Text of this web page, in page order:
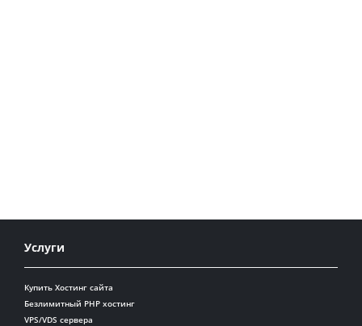
Услуги
Купить Хостинг сайта
Безлимитный PHP хостинг
VPS/VDS сервера